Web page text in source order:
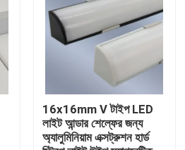
16x16mm V টাইপ LED
লাইট আন্ডার শেল্ফের জন্য
অ্যালুমিনিয়াম এক্সট্রুশন হার্ড